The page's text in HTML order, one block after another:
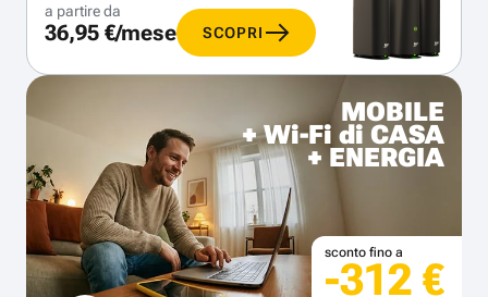
a partire da
36,95 €/mese SCOPRI
MOBILE
+ Wi-Fi di CASA
+ ENERGIA
sconto fino a
-312 €